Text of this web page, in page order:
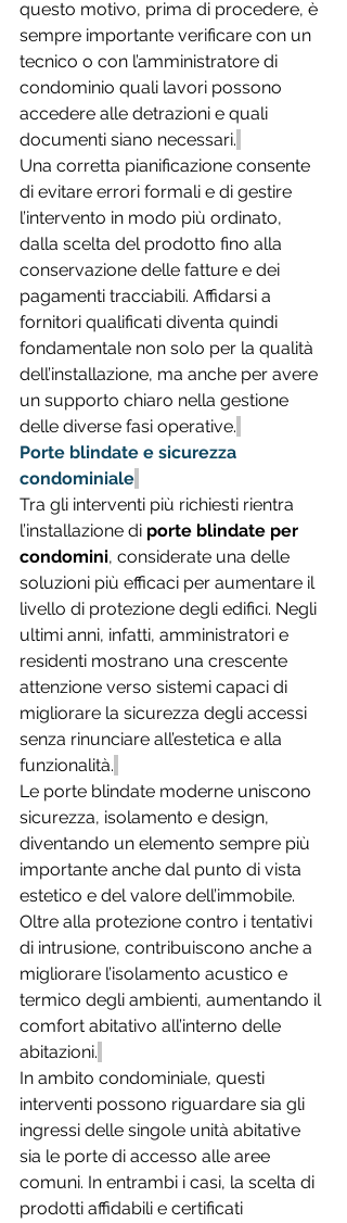
questo motivo, prima di procedere, è
sempre importante verificare con un
tecnico o con l’amministratore di
condominio quali lavori possono
accedere alle detrazioni e quali
documenti siano necessari.
Una corretta pianificazione consente
di evitare errori formali e di gestire
l’intervento in modo più ordinato,
dalla scelta del prodotto fino alla
conservazione delle fatture e dei
pagamenti tracciabili. Affidarsi a
fornitori qualificati diventa quindi
fondamentale non solo per la qualità
dell’installazione, ma anche per avere
un supporto chiaro nella gestione
delle diverse fasi operative.
Porte blindate e sicurezza
condominiale
Tra gli interventi più richiesti rientra
l’installazione di porte blindate per
condomini, considerate una delle
soluzioni più efficaci per aumentare il
livello di protezione degli edifici. Negli
ultimi anni, infatti, amministratori e
residenti mostrano una crescente
attenzione verso sistemi capaci di
migliorare la sicurezza degli accessi
senza rinunciare all’estetica e alla
funzionalità.
Le porte blindate moderne uniscono
sicurezza, isolamento e design,
diventando un elemento sempre più
importante anche dal punto di vista
estetico e del valore dell’immobile.
Oltre alla protezione contro i tentativi
di intrusione, contribuiscono anche a
migliorare l’isolamento acustico e
termico degli ambienti, aumentando il
comfort abitativo all’interno delle
abitazioni.
In ambito condominiale, questi
interventi possono riguardare sia gli
ingressi delle singole unità abitative
sia le porte di accesso alle aree
comuni. In entrambi i casi, la scelta di
prodotti affidabili e certificati